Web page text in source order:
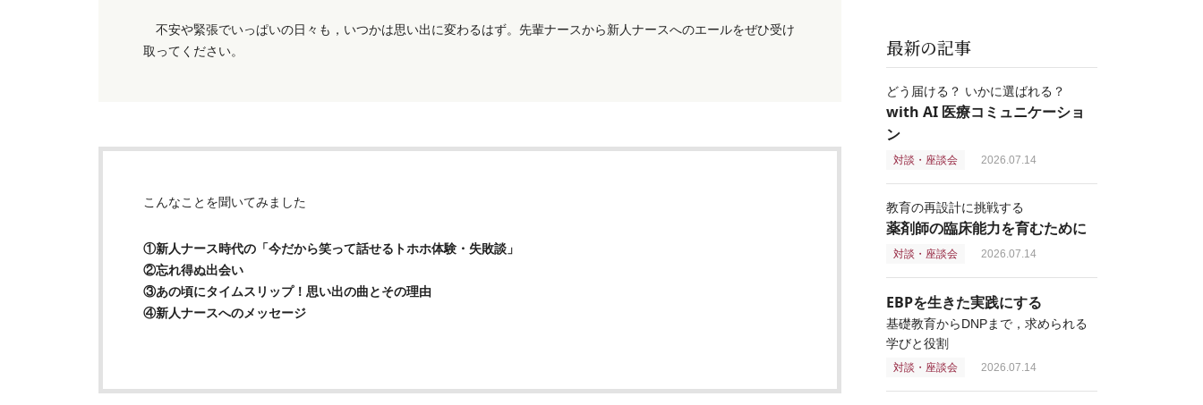
不安や緊張でいっぱいの日々も，いつかは思い出に変わるはず。先輩ナースから新人ナースへのエールをぜひ受け
取ってください。
こんなことを聞いてみました
①新人ナース時代の「今だから笑って話せるトホホ体験・失敗談」
②忘れ得ぬ出会い
③あの頃にタイムスリップ！思い出の曲とその理由
④新人ナースへのメッセージ
最新の記事
どう届ける？ いかに選ばれる？
with AI 医療コミュニケーショ
ン
対談・座談会 2026.07.14
教育の再設計に挑戦する
薬剤師の臨床能力を育むために
対談・座談会 2026.07.14
EBPを生きた実践にする
基礎教育からDNPまで，求められる
学びと役割
対談・座談会 2026.07.14